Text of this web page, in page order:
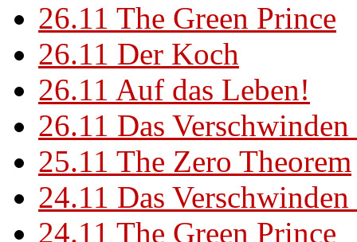
26.11 The Green Prince
26.11 Der Koch
26.11 Auf das Leben!
26.11 Das
25.11 The Zero Theorem
24.11 Das
24.11 The Green Prince